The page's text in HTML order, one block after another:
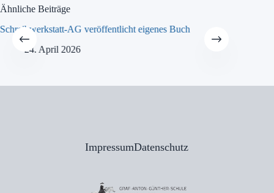
Ähnliche Beiträge
Schreibwerkstatt-AG veröffentlicht eigenes Buch
24. April 2026
ImpressumDatenschutz